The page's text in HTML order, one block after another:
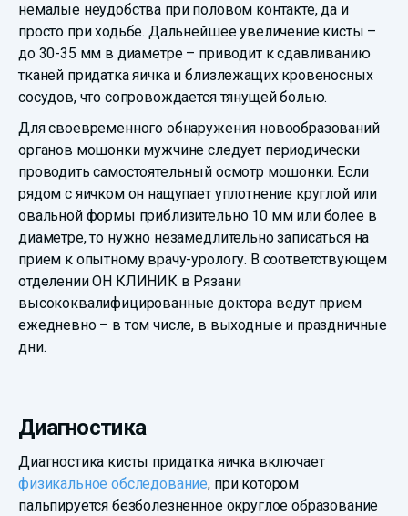
немалые неудобства при половом контакте, да и
просто при ходьбе. Дальнейшее увеличение кисты –
до 30-35 мм в диаметре – приводит к сдавливанию
тканей придатка яичка и близлежащих кровеносных
сосудов, что сопровождается тянущей болью.
Для своевременного обнаружения новообразований
органов мошонки мужчине следует периодически
проводить самостоятельный осмотр мошонки. Если
рядом с яичком он нащупает уплотнение круглой или
овальной формы приблизительно 10 мм или более в
диаметре, то нужно незамедлительно записаться на
прием к опытному врачу-урологу. В соответствующем
отделении ОН КЛИНИК в Рязани
высококвалифицированные доктора ведут прием
ежедневно – в том числе, в выходные и праздничные
дни.
Диагностика
Диагностика кисты придатка яичка включает
физикальное обследование, при котором
пальпируется безболезненное округлое образование